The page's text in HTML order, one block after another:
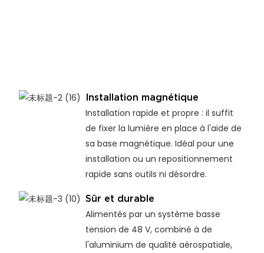
Installation magnétique
Installation rapide et propre : il suffit
de fixer la lumière en place à l'aide de
sa base magnétique. Idéal pour une
installation ou un repositionnement
rapide sans outils ni désordre.
Sûr et durable
Alimentés par un système basse
tension de 48 V, combiné à de
l'aluminium de qualité aérospatiale,